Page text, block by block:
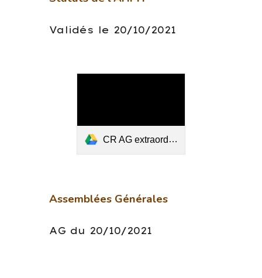
Validés le 20/10/2021
CR AG extraordinaire 20.10.2021.pdf
Assemblées Générales
AG du 20/10/2021